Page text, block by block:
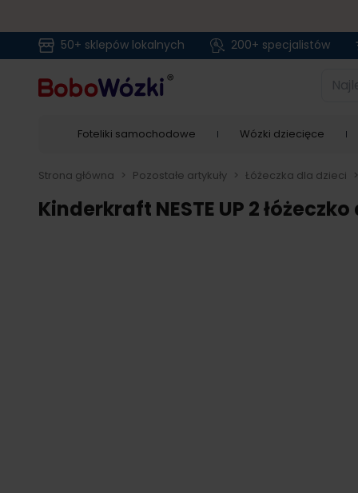
50+ sklepów lokalnych 200+ specjalistów
Foteliki samochodowe Wózki dziecięce
Strona główna > Pozostałe artykuły > Łóżeczka dla dzieci >
Kinderkraft NESTE UP 2